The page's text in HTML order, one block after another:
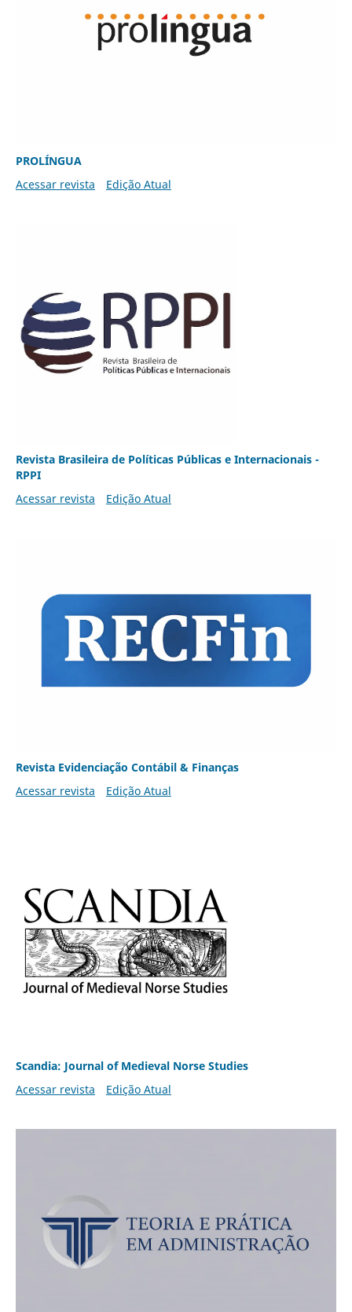
PROLÍNGUA
Acessar revista
Edição Atual
Revista Brasileira de Políticas Públicas e Internacionais -
RPPI
Acessar revista
Edição Atual
Revista Evidenciação Contábil & Finanças
Acessar revista
Edição Atual
Scandia: Journal of Medieval Norse Studies
Acessar revista
Edição Atual